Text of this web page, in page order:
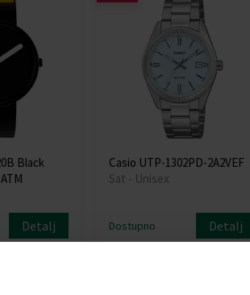
Black
Detalj
Casio UTP-1302PD-2A2VEF
Sat - Unisex
Dostupno Detalj